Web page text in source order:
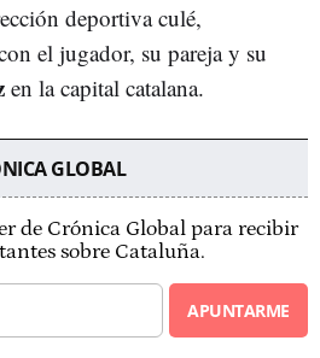
deportiva culé,
el jugador, su pareja y su
en la capital catalana.
GLOBAL
de Crónica Global para recibir
sobre Cataluña.
APUNTARME